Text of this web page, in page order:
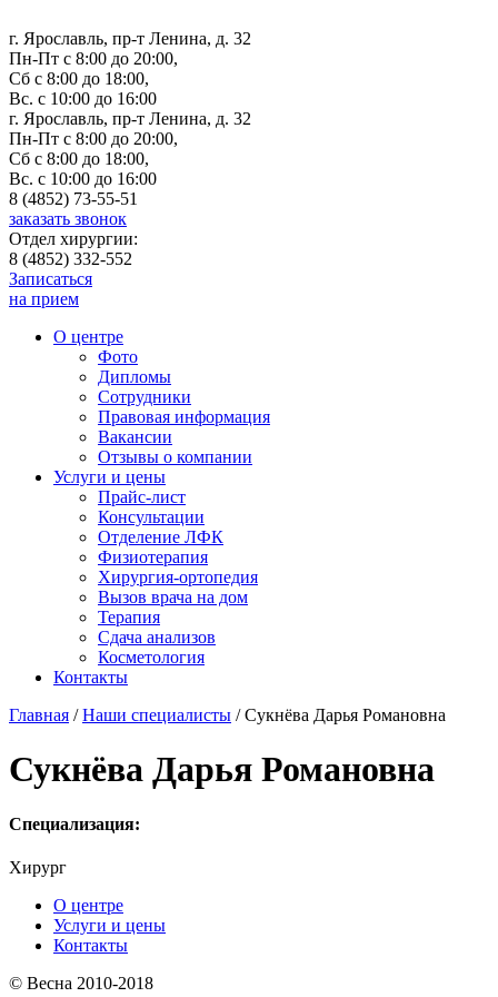
г. Ярославль, пр-т Ленина, д. 32
Пн-Пт с 8:00 до 20:00,
Сб с 8:00 до 18:00,
Вс. с 10:00 до 16:00
г. Ярославль, пр-т Ленина, д. 32
Пн-Пт с 8:00 до 20:00,
Сб с 8:00 до 18:00,
Вс. с 10:00 до 16:00
8 (4852) 73-55-51
заказать звонок
Отдел хирургии:
8 (4852) 332-552
Записаться
на прием
О центре
Фото
Дипломы
Сотрудники
Правовая информация
Вакансии
Отзывы о компании
Услуги и цены
Прайс-лист
Консультации
Отделение ЛФК
Физиотерапия
Хирургия-ортопедия
Вызов врача на дом
Терапия
Сдача анализов
Косметология
Контакты
Главная /Наши специалисты / Сукнёва Дарья Романовна
Сукнёва Дарья Романовна
Специализация:
Хирург
О центре
Услуги и цены
Контакты
© Весна 2010-2018